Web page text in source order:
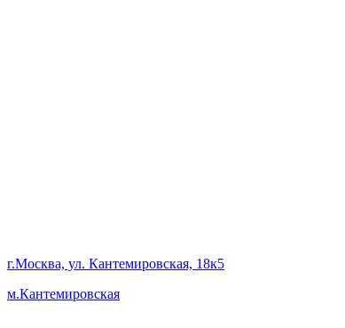
г.Москва, ул. Кантемировская, 18к5
м.Кантемировская